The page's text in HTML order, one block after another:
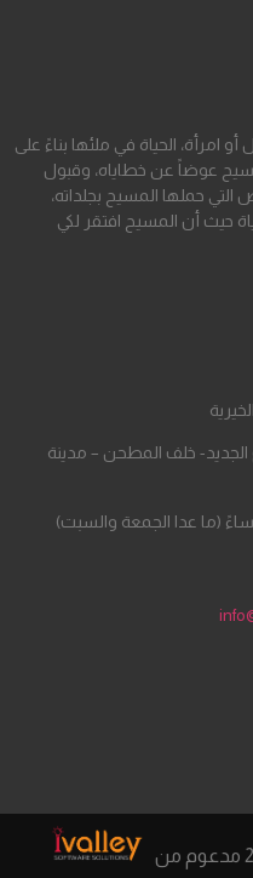
الحياة في ملئها بناءً على
عوضاً عن خطاياه، وقبول
حملها المسيح بجلداته،
حيث أن المسيح افتقر لكي
الجديد- خلف المطحن – مدينة